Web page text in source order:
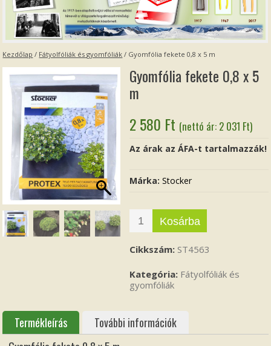
Kezdőlap / Fátyolfóliák és gyomfóliák / Gyomfólia fekete 0,8 x 5 m
Gyomfólia fekete 0,8 x 5
m
2 580 Ft (nettó ár: 2 031 Ft)
Az árak az ÁFA-t tartalmazzák!
Márka:Stocker
Kosárba
Cikkszám: ST4563
Kategória: Fátyolfóliák és
gyomfóliák
Termékleírás
További információk